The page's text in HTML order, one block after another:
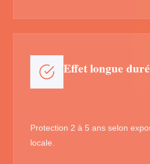
Effet longue
Protection 2 à 5 ans selon
locale.